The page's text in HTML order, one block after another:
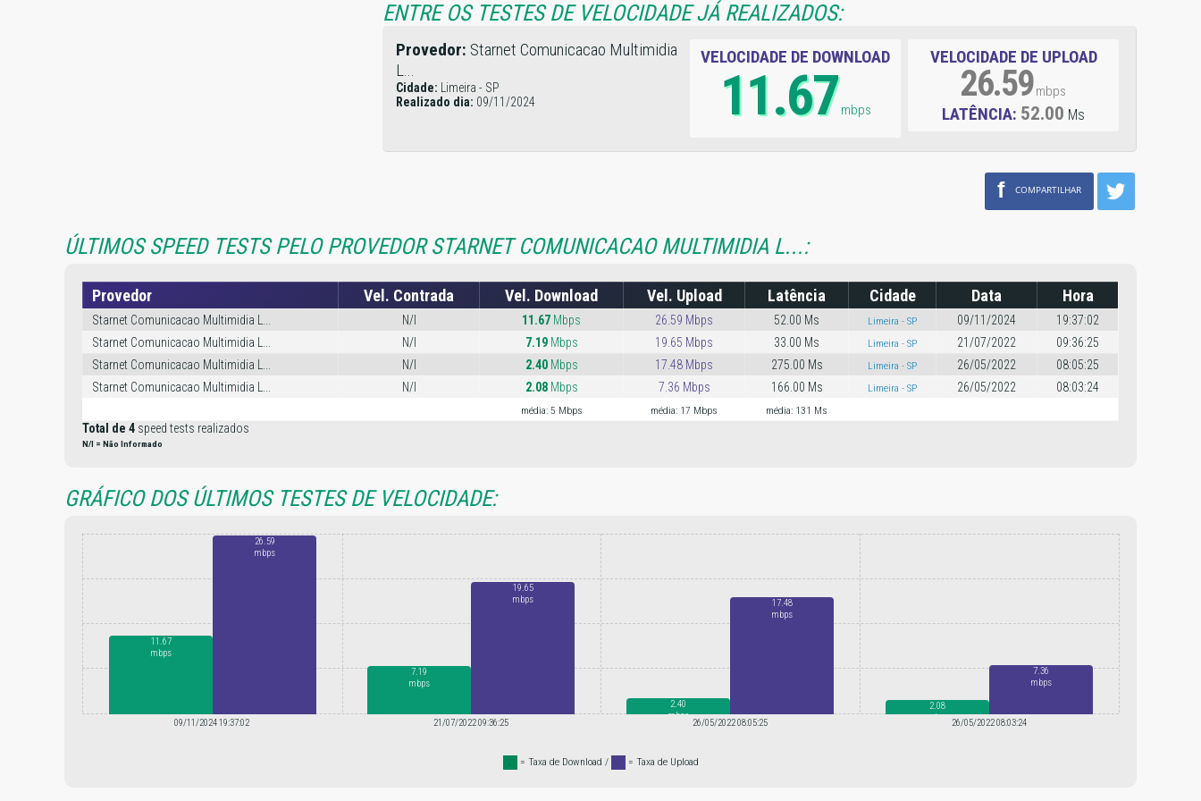
ENTRE OS TESTES DE VELOCIDADE JÁ REALIZADOS:
Provedor: Starnet Comunicacao Multimidia
L...
Cidade: Limeira - SP
Realizado dia: 09/11/2024
VELOCIDADE DE DOWNLOAD
11.67 mbps
VELOCIDADE DE UPLOAD
26.59 mbps
LATÊNCIA: 52.00 Ms
f COMPARTILHAR
ÚLTIMOS SPEED TESTS PELO PROVEDOR STARNET COMUNICACAO MULTIMIDIA L...:
Provedor Vel. Contrada Vel. Download Vel. Upload Latência Cidade Data Hora
Starnet Comunicacao Multimidia L... N/I 11.67 Mbps 26.59 Mbps 52.00 Ms Limeira - SP 09/11/2024
19:37:02
Starnet Comunicacao Multimidia L...
N/I 7.19Mbps 19.65 Mbps 33.00 Ms Limeira - SP 21/07/2022
09:36:25
Starnet Comunicacao Multimidia L...
N/I 2.40Mbps 17.48 Mbps 275.00 Ms Limeira - SP 26/05/2022
08:05:25
Starnet Comunicacao Multimidia L...
N/I 2.08Mbps 7.36 Mbps 166.00 Ms Limeira - SP 26/05/2022 08:03:24
média: 5 Mbps média: 17 Mbps média: 131 Ms
Total de 4 speed tests realizados
N/I = Não Informado
GRÁFICO DOS ÚLTIMOS TESTES DE VELOCIDADE:
11.67
mbps
26.59
mbps
09/11/2024 19:37:02
7.19
mbps
19.65
mbps
21/07/2022 09:36:25
2.40
mbps
17.48
mbps
26/05/2022 08:05:25
2.08
mbps
7.36
mbps
26/05/2022 08:03:24
. = Taxa de Download / . = Taxa de Upload